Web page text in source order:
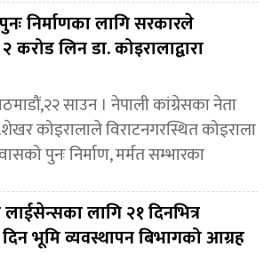
निर्माणका लागि सरकारले
करोड लिन डा. कोइरालाद्वारा
साउन । नेपाली कांग्रेसका नेता
कोइरालाले विराटनगरस्थित कोइराला
पुनः निर्माण, मर्मत सम्भारका
लागि २१ दिनभित्र
भूमि व्यवस्थापन बिभागको आग्रह